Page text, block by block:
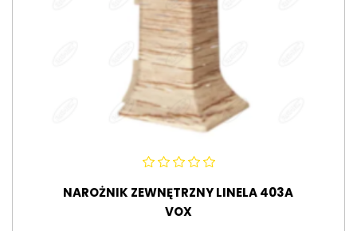
NAROŻNIK ZEWNĘTRZNY LINELA 403A
VOX